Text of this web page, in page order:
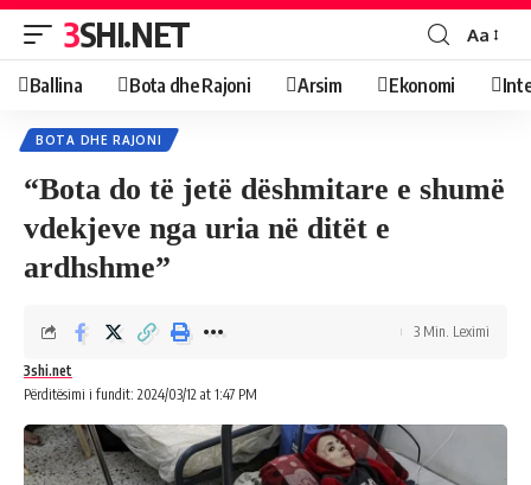
3SHI.NET Aa
Ballina Bota dhe Rajoni Arsim Ekonomi
BOTA DHE RAJONI
“Bota do të jetë dëshmitare e shumë
vdekjeve nga uria në ditët e
ardhshme”
Përditësimi i fundit: 2024/03/12 at 1:47 PM
3shi.net
3 Min. Leximi